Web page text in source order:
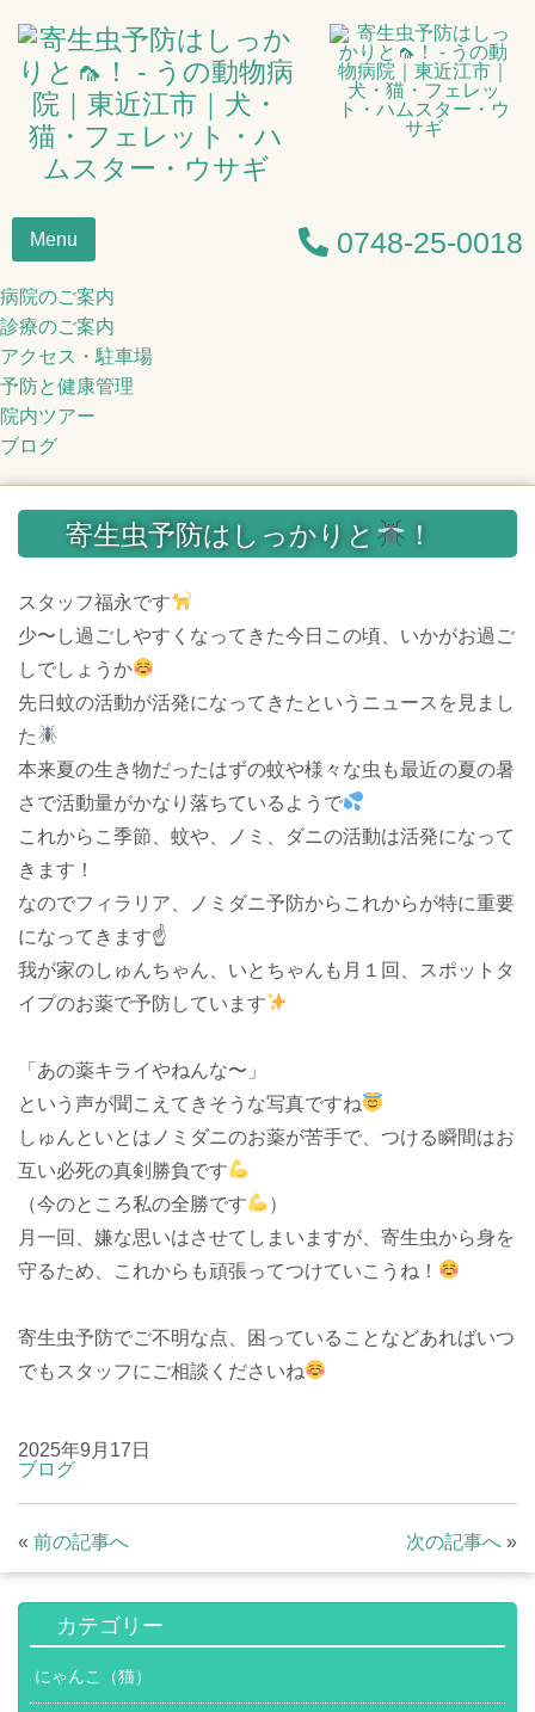
0748-25-0018
Menu
病院のご案内
診療のご案内
アクセス・駐車場
予防と健康管理
院内ツアー
ブログ
寄生虫予防はしっかりと ！
スタッフ福永です
少〜し過ごしやすくなってきた今日この頃、いかがお過ご
しでしょうか
先日蚊の活動が活発になってきたというニュースを見まし
た
本来夏の生き物だったはずの蚊や様々な虫も最近の夏の暑
さで活動量がかなり落ちているようで
これからこ季節、蚊や、ノミ、ダニの活動は活発になって
きます！
なのでフィラリア、ノミダニ予防からこれからが特に重要
になってきます☝️
我が家のしゅんちゃん、いとちゃんも月１回、スポットタ
イプのお薬で予防しています
「あの薬キライやねんな〜」
という声が聞こえてきそうな写真ですね
しゅんといとはノミダニのお薬が苦手で、つける瞬間はお
互い必死の真剣勝負です
（今のところ私の全勝です
）
月一回、嫌な思いはさせてしまいますが、寄生虫から身を
守るため、これからも頑張ってつけていこうね！
寄生虫予防でご不明な点、困っていることなどあればいつ
でもスタッフにご相談くださいね
2025年9月17日
ブログ
« 前の記事へ 次の記事へ »
カテゴリー
にゃんこ（猫）